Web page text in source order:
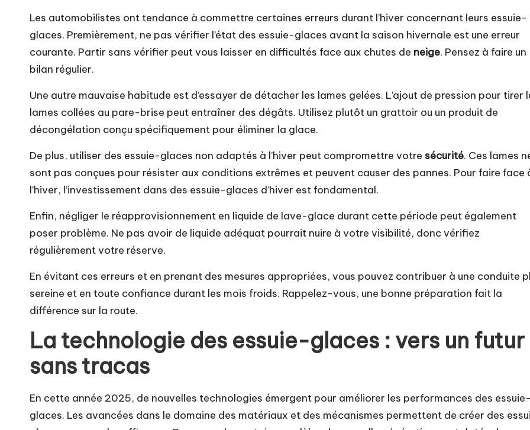
Les automobilistes ont tendance à commettre certaines erreurs durant l’hiver concernant leurs essuie-
glaces. Premièrement, ne pas vérifier l’état des essuie-glaces avant la saison hivernale est une erreur
courante. Partir sans vérifier peut vous laisser en difficultés face aux chutes de neige. Pensez à faire un
bilan régulier.
Une autre mauvaise habitude est d’essayer de détacher les lames gelées. L’ajout de pression pour tirer
lames collées au pare-brise peut entraîner des dégâts. Utilisez plutôt un grattoir ou un produit de
décongélation conçu spécifiquement pour éliminer la glace.
De plus, utiliser des essuie-glaces non adaptés à l’hiver peut compromettre votre sécurité. Ces lames
sont pas conçues pour résister aux conditions extrêmes et peuvent causer des pannes. Pour faire face
l’hiver, l’investissement dans des essuie-glaces d’hiver est fondamental.
Enfin, négliger le réapprovisionnement en liquide de lave-glace durant cette période peut également
poser problème. Ne pas avoir de liquide adéquat pourrait nuire à votre visibilité, donc vérifiez
régulièrement votre réserve.
En évitant ces erreurs et en prenant des mesures appropriées, vous pouvez contribuer à une conduite
sereine et en toute confiance durant les mois froids. Rappelez-vous, une bonne préparation fait la
différence sur la route.
La technologie des essuie-glaces : vers un futur
sans tracas
En cette année 2025, de nouvelles technologies émergent pour améliorer les performances des essuie-
glaces. Les avancées dans le domaine des matériaux et des mécanismes permettent de créer des